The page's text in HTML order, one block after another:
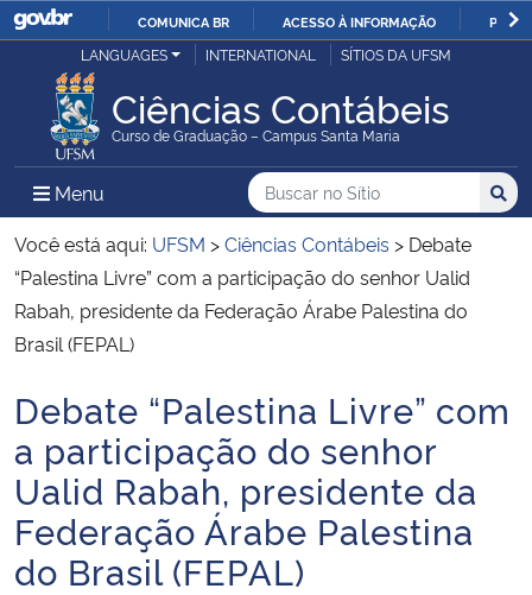
IR
O
COMUNICA BR ACESSO À INFORMAÇÃO
Ministério da Justiça e Segurança Pública
Ministério da Defesa
Ministério das Relações Exteriores
Ministério da Economia
Ministério da Agricultura, Pecuária e Abastecimento
Ministério da Educação
Ministério da Cidadania
LANGUAGES INTERNATIONAL SÍTIOS DA UFSM
Ciências Contábeis
Curso de Graduação – Campus Santa Maria
Menu Menu Principal do Sítio
Busca
Buscar no no Sítio
Busca:
Você está aqui: UFSM >Ciências Contábeis > Debate
“Palestina Livre” com a participação do senhor Ualid
Rabah, presidente da Federação Árabe Palestina do
Brasil (FEPAL)
Início do conteúdo
Debate “Palestina Livre” com
a participação do senhor
Ualid Rabah, presidente da
Federação Árabe Palestina
do Brasil (FEPAL)